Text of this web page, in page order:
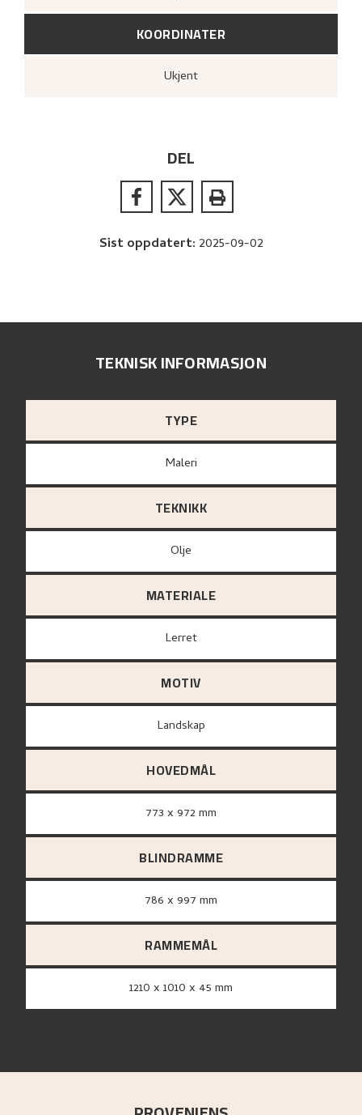
KOORDINATER
Ukjent
DEL
Sist oppdatert: 2025-09-02
TEKNISK INFORMASJON
TYPE
Maleri
TEKNIKK
Olje
MATERIALE
lerret
MOTIV
Landskap
HOVEDMÅL
773 x 972 mm
BLINDRAMME
786 x 997 mm
RAMMEMÅL
1210 x 1010 x 45 mm